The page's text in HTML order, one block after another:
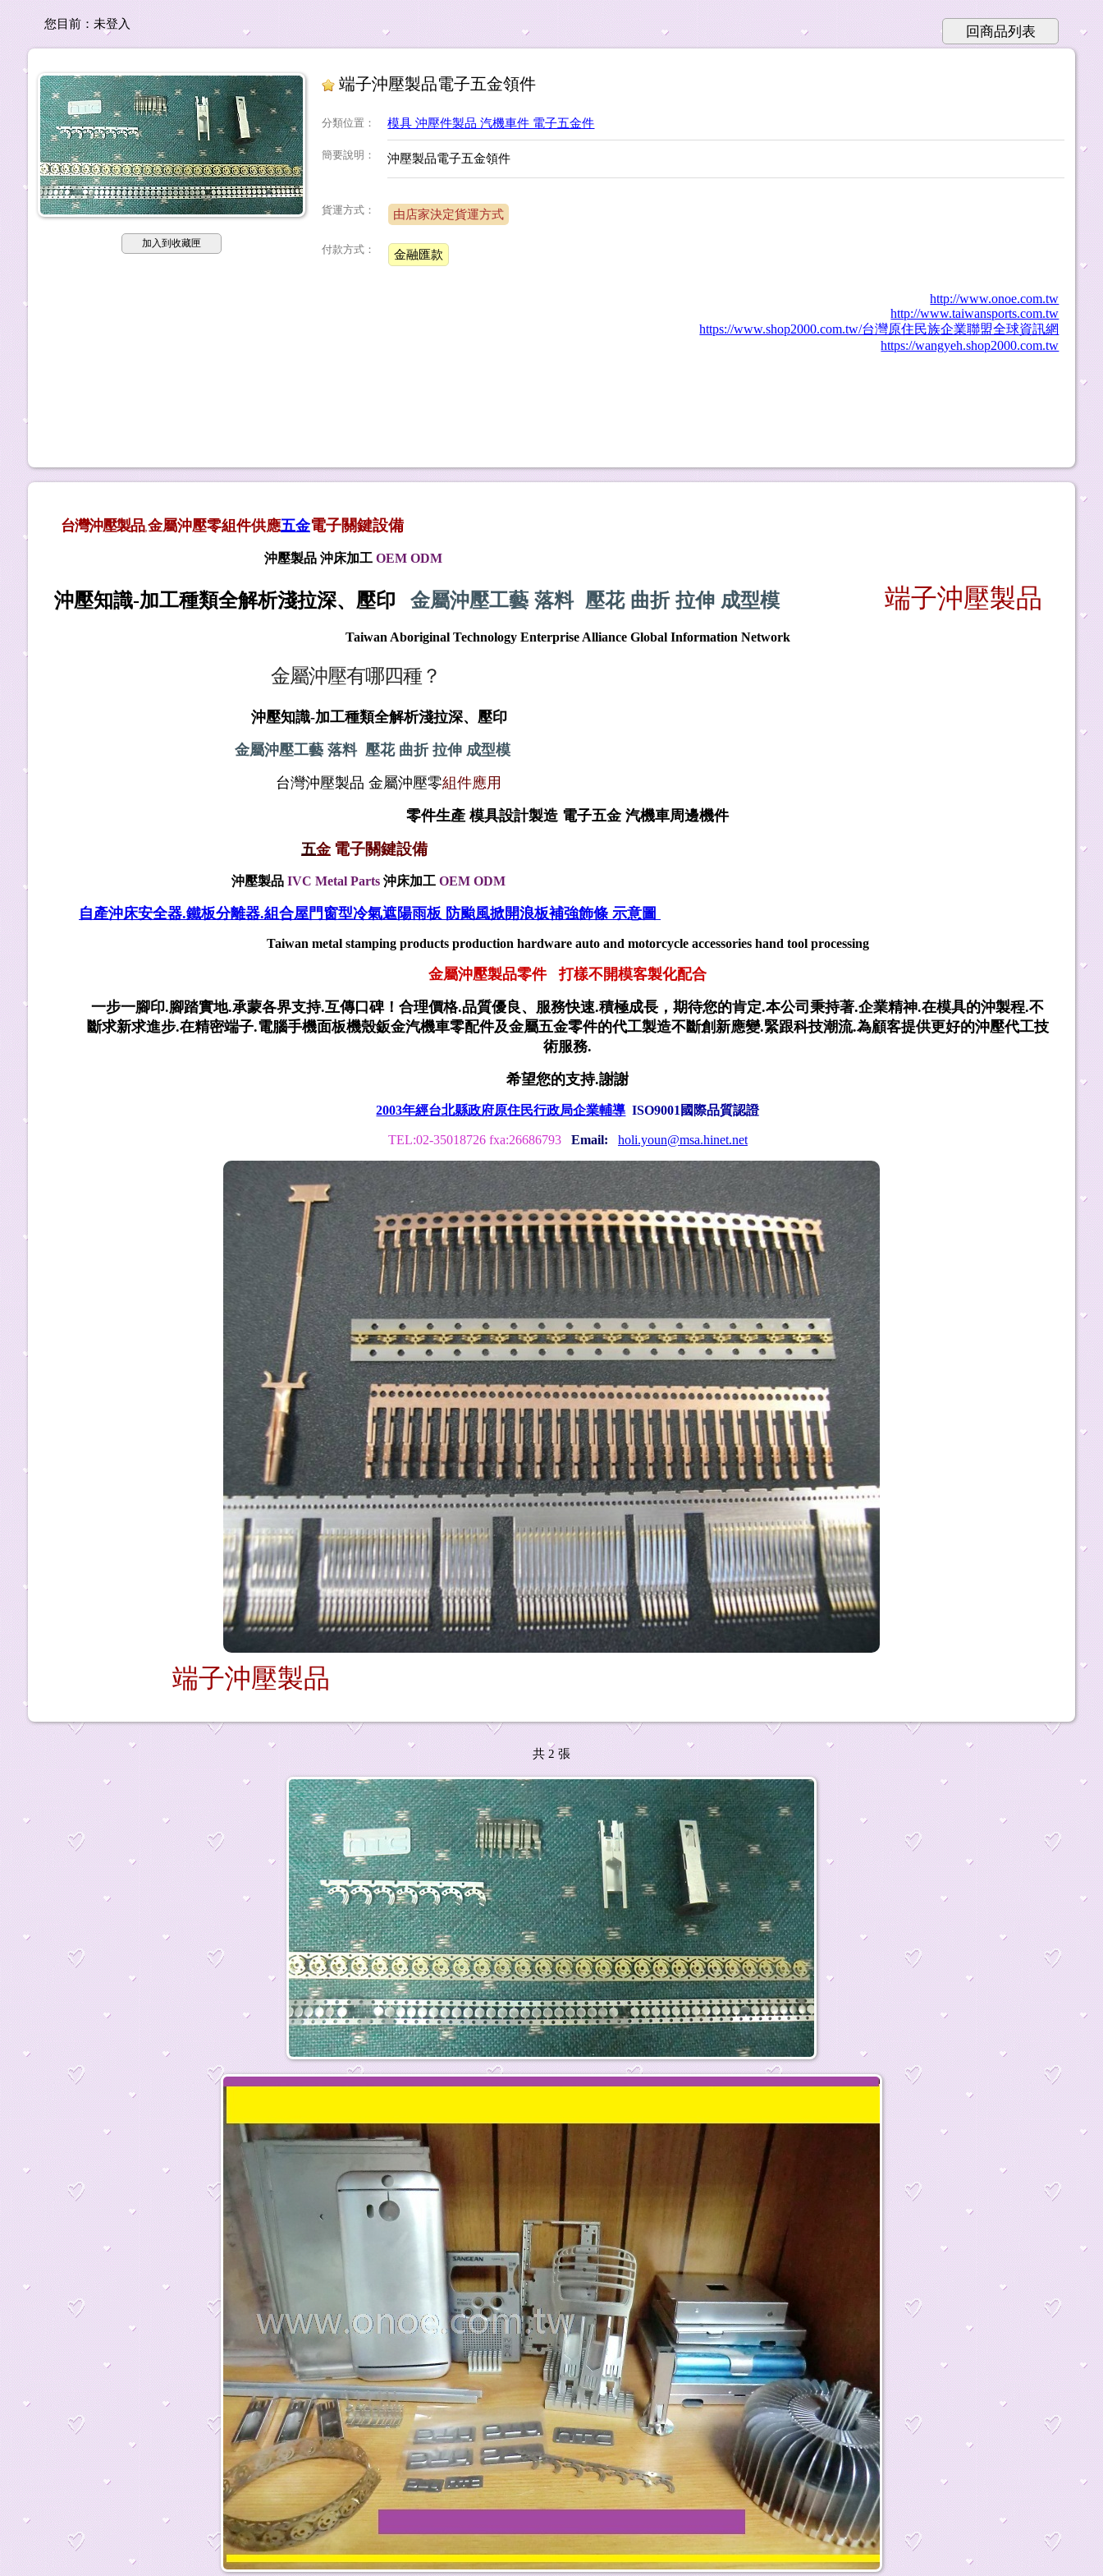
您目前： 未登入 回商品列表
加入到收藏匣
端子沖壓製品電子五金領件
分類位置 ： 模具 沖壓件製品 汽機車件 電子五金件
簡要說明 ： 沖壓製品電子五金領件
貨運方式： 由店家決定貨運方式
付款方式： 金融匯款
http://www.onoe.com.tw
http://www.taiwansports.com.tw
https://www.shop2000.com.tw/台灣原住民族企業聯盟全球資訊網
https://wangyeh.shop2000.com.tw
台灣沖壓製品,金屬沖壓零組件供應五金電子關鍵設備
沖壓製品 沖床加工OEM ODM
沖壓知識-加工種類全解析淺拉深、壓印 金屬沖壓工藝 落料 壓花 曲折 拉伸 成型模 端子沖壓製品
Taiwan Aboriginal Technology Enterprise Alliance Global Information Network
金屬沖壓有哪四種？
沖壓知識-加工種類全解析淺拉深、壓印
金屬沖壓工藝 落料 壓花 曲折 拉伸 成型模
台灣沖壓製品 金屬沖壓零組件應用
零件生產 模具設計製造 電子五金 汽機車周邊機件
五金 電子關鍵設備
沖壓製品 IVC Metal Parts 沖床加工OEM ODM
自產沖床安全器.鐵板分離器.組合屋門窗型冷氣遮陽雨板 防颱風掀開浪板補強飾條 示意圖
Taiwan metal stamping products production hardware auto and motorcycle accessories hand tool processing
金屬沖壓製品零件 打樣不開模客製化配合
一步一腳印.腳踏實地.承蒙各界支持.互傳口碑！合理價格.品質優良、服務快速.積極成長，期待您的肯定.本公司秉持著.企業精神.在模具的沖製程.不
斷求新求進步.在精密端子.電腦手機面板機殼鈑金汽機車零配件及金屬五金零件的代工製造不斷創新應變.緊跟科技潮流.為顧客提供更好的沖壓代工技
術服務.
希望您的支持.謝謝
2003年經台北縣政府原住民行政局企業輔導 ISO9001國際品質認證
TEL:02-35018726 fxa:26686793 Email: holi.youn@msa.hinet.net
端子沖壓製品
共 2 張